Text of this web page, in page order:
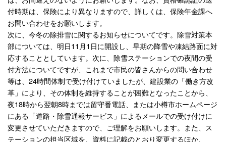
付時期は、保険により異なりますので、詳しくは、保険年金課へ
お問い合わせをお願いします。
次に、今冬の除排雪に関するお知らせについてです。除雪対策本
部については、明日11月1日に開設し、早期の降雪や凍結路面に対
応することとしています。次に、除雪ステーションでの夜間の受
付方法についてですが、これまで市民の皆さんからの問い合わせ
等は、24時間体制で受け付けていましたが、建設業の「働き方改
革」により、その体制を維持することが困難となったことから、
夜18時から翌朝8時までは留守番電話、または小樽市ホームページ
にある「道路・除雪通報サービス」によるメールでの受け付けに
変更させていただきますので、ご理解をお願いします。また、ス
テーションの担当区域を、資料に記載のとおり変更するほか、